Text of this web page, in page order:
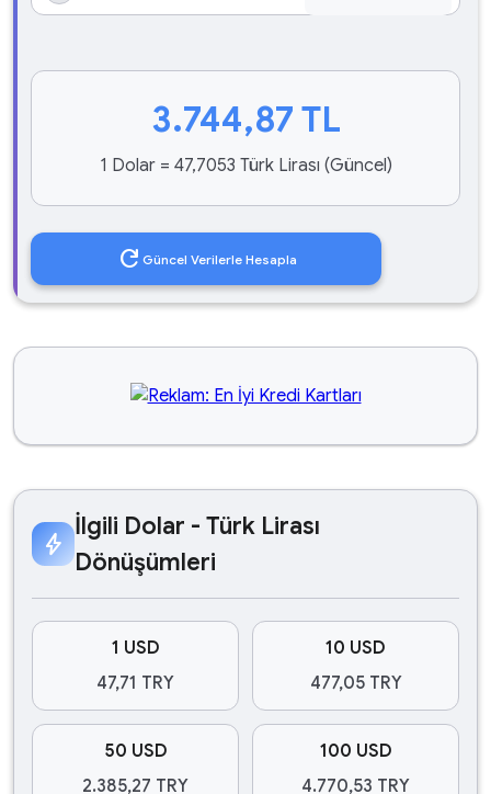
3.744,87 TL
1 Dolar = 47,7053 Türk Lirası (Güncel)
refresh Güncel Verilerle Hesapla
bolt
İlgili Dolar - Türk Lirası
Dönüşümleri
1 USD
47,71 TRY
10 USD
477,05 TRY
50 USD
2.385,27 TRY
100 USD
4.770,53 TRY